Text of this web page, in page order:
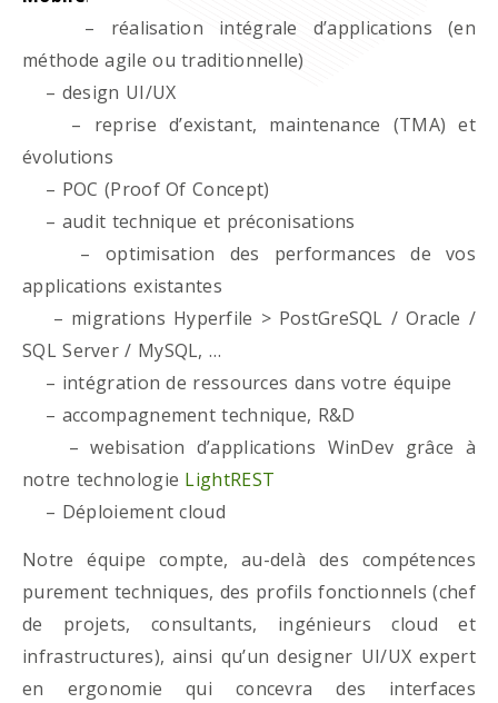
– réalisation intégrale d’applications (en
méthode agile ou traditionnelle)
– design UI/UX
– reprise d’existant, maintenance (TMA) et
évolutions
– POC (Proof Of Concept)
– audit technique et préconisations
– optimisation des performances de vos
applications existantes
– migrations Hyperfile > PostGreSQL / Oracle /
SQL Server / MySQL, …
– intégration de ressources dans votre équipe
– accompagnement technique, R&D
– webisation d’applications WinDev grâce à
notre technologie LightREST
– Déploiement cloud
Notre équipe compte, au-delà des compétences
purement techniques, des profils fonctionnels (chef
de projets, consultants, ingénieurs cloud et
infrastructures), ainsi qu’un designer UI/UX expert
en ergonomie qui concevra des interfaces